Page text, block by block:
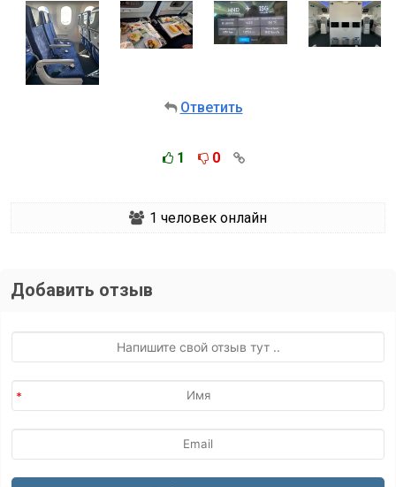
Ответить
1 0
1 человек онлайн
Добавить отзыв